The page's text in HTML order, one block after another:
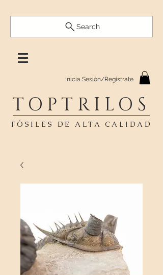
Search
Inicia Sesión/Regístrate
TOPTRILOS
FÓSILES DE ALTA CALIDAD